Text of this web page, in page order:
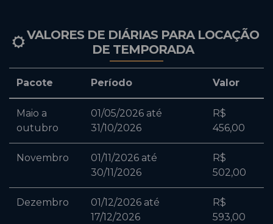
VALORES DE DIÁRIAS PARA LOCAÇÃO
DE TEMPORADA
Pacote Período Valor
Maio a
outubro
01/05/2026 até
31/10/2026
R$
456,00
Novembro
01/11/2026 até
30/11/2026
R$
502,00
Dezembro
01/12/2026 até
17/12/2026
R$
593,00